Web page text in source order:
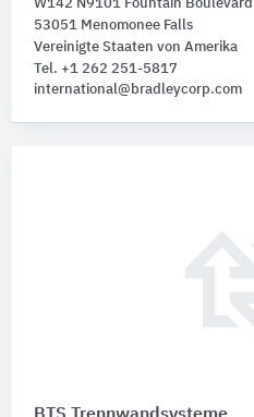
W142 N9101 Fountain Boulevard
53051 Menomonee Falls
Vereinigte Staaten von Amerika
Tel. +1 262 251-5817
international@bradleycorp.com